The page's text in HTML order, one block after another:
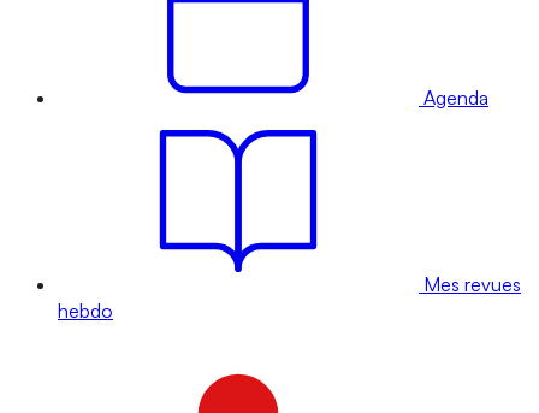
Agenda
Mes revues
hebdo